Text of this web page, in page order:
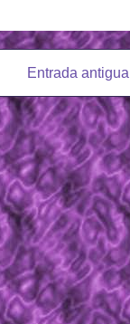
Entrada antigua